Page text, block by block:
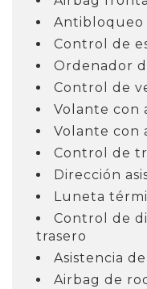
Antibloqueo
Control de
Ordenador
Control de
Volante con
Volante con
Control de
Dirección
Luneta
Control de
trasero
Asistencia
Airbag de